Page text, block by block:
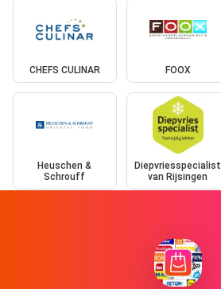
CHEFS CULINAR FOOX
Heuschen &
Schrouff
Diepvriesspecialist
van Rijsingen